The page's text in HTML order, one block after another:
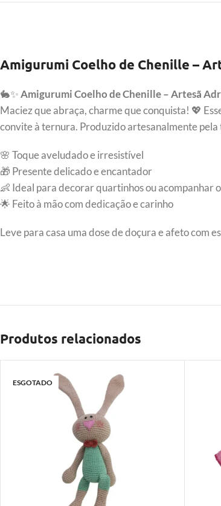
Amigurumi Coelho de Chenille –
🐇✨Amigurumi Coelho de Chenille – Artesã
Maciez que abraça, charme que conquista! 💖
convite à ternura. Produzido artesanalmente
🌸 Toque aveludado e irresistível
🎁 Presente delicado e encantador
👶 Ideal para decorar quartinhos ou acompanhar
🌟 Feito à mão com dedicação e carinho
Leve para casa uma dose de doçura e afeto com
Produtos relacionados
ESGOTADO